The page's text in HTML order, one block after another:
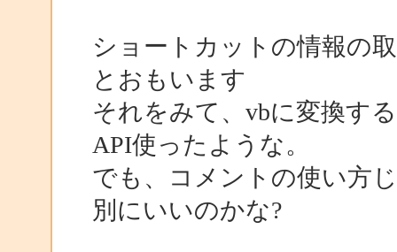
ショートカットの情報の
とおもいます
それをみて、vbに変換す
API使ったような。
でも、コメントの使い方
別にいいのかな?